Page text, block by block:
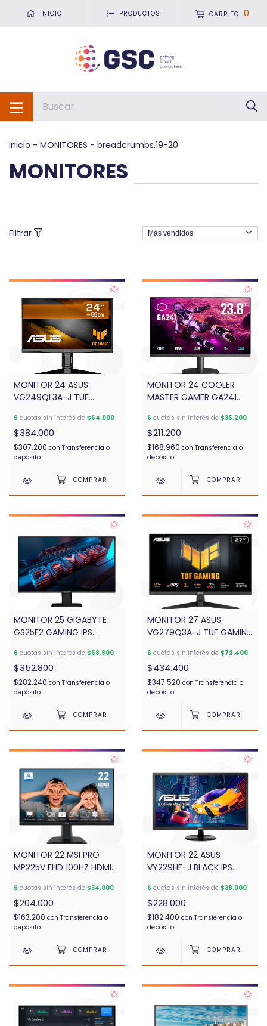
INICIO PRODUCTOS CARRITO 0
Inicio - MONITORES - breadcrumbs.19-20
MONITORES
Filtrar
MONITOR 24 ASUS
VG249QL3A-J TUF
6 cuotas sin interés de $64.000
$384.000
$307.200 con Transferencia o
depósito
MONITOR 24 COOLER
MASTER GAMER GA241
6 cuotas sin interés de $35.200
$211.200
$168.960 con Transferencia o
depósito
MONITOR 25 GIGABYTE
GS25F2 GAMING IPS
6 cuotas sin interés de $58.800
$352.800
$282.240 con Transferencia o
depósito
MONITOR 27 ASUS
VG279Q3A-J TUF GAMING
6 cuotas sin interés de $72.400
$434.400
$347.520 con Transferencia o
depósito
MONITOR 22 MSI PRO
MP225V FHD 100HZ HDMI
6 cuotas sin interés de $34.000
$204.000
$163.200 con Transferencia o
depósito
MONITOR 22 ASUS
VY229HF-J BLACK IPS
6 cuotas sin interés de $38.000
$228.000
$182.400 con Transferencia o
depósito